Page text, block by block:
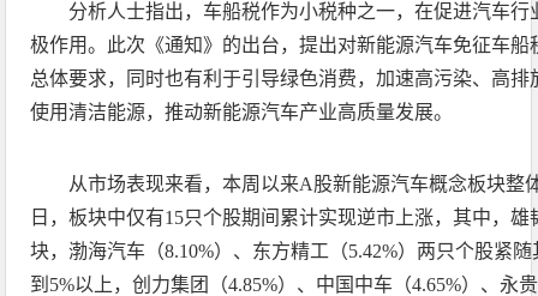
分析人士指出，车船税作为小税种之一，在促进汽车
极作用。此次《通知》的出台，提出对新能源汽车免征车
总体要求，同时也有利于引导绿色消费，加速高污染、高
使用清洁能源，推动新能源汽车产业高质量发展。
从市场表现来看，本周以来A股新能源汽车概念板块整
日，板块中仅有15只个股期间累计实现逆市上涨，其中，雄
块，渤海汽车（8.10%）、东方精工（5.42%）两只个股紧
到5%以上，创力集团（4.85%）、中国中车（4.65%）、永